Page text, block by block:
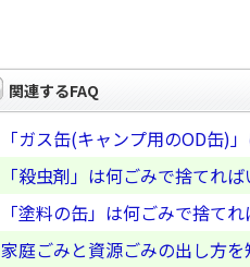
関連するFAQ
「ガス缶(キャンプ用のOD缶)
「殺虫剤」は何ごみで捨てれ
「塗料の缶」は何ごみで捨て
家庭ごみと資源ごみの出し方を